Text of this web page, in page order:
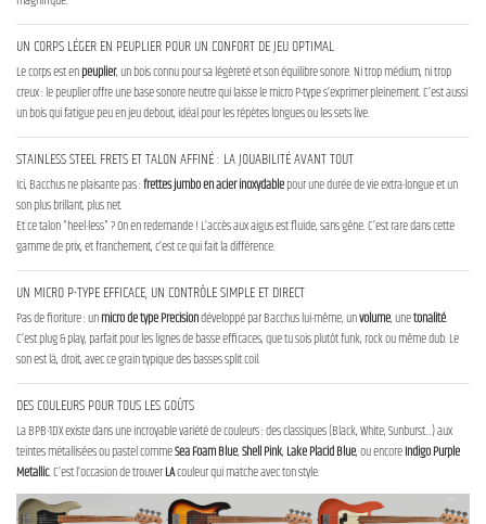
UN CORPS LÉGER EN PEUPLIER POUR UN CONFORT DE JEU OPTIMAL
Le corps est enpeuplier, un bois connu pour sa légèreté et son équilibre sonore. Ni trop médium, ni trop
creux : le peuplier offre une base sonore neutre qui laisse le micro P-type s’exprimer pleinement. C’est aussi
un bois qui fatigue peu en jeu debout, idéal pour les répètes longues ou les sets live.
STAINLESS STEEL FRETS ET TALON AFFINÉ : LA JOUABILITÉ AVANT TOUT
Ici, Bacchus ne plaisante pas :frettes jumbo en acier inoxydablepour une durée de vie extra-longue et un
son plus brillant, plus net.
Et ce talon "heel-less" ? On en redemande ! L’accès aux aigus est fluide, sans gêne. C’est rare dans cette
gamme de prix, et franchement, c’est ce qui fait la différence.
UN MICRO P-TYPE EFFICACE, UN CONTRÔLE SIMPLE ET DIRECT
Pas de fioriture : unmicro de type Precisiondéveloppé par Bacchus lui-même, unvolume, unetonalité.
C’est plug & play, parfait pour les lignes de basse efficaces, que tu sois plutôt funk, rock ou même dub. Le
son est là, droit, avec ce grain typique des basses split coil.
DES COULEURS POUR TOUS LES GOÛTS
La BPB-1DX existe dans une incroyable variété de couleurs : des classiques (Black, White, Sunburst…) aux
teintes métallisées ou pastel commeSea Foam Blue,Shell Pink, Lake Placid Blue, ou encoreIndigo Purple
Metallic. C’est l’occasion de trouverLAcouleur qui matche avec ton style.